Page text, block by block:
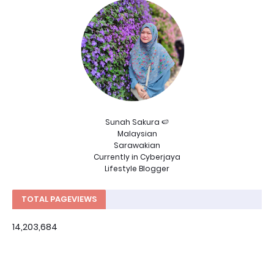
Sunah Sakura 🍉
Malaysian
Sarawakian
Currently in Cyberjaya
Lifestyle Blogger
TOTAL PAGEVIEWS
14,203,684